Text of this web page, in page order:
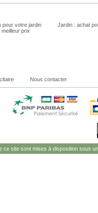
pour votre jardin
Jardin : achat
prix
Nous contacter
ce site sont mises à disposition sous